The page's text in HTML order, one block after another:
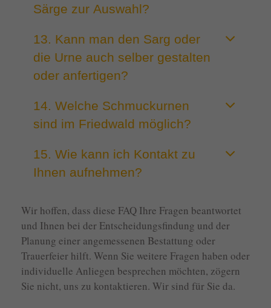
Särge zur Auswahl?
13. Kann man den Sarg oder
die Urne auch selber gestalten
oder anfertigen?
14. Welche Schmuckurnen
sind im Friedwald möglich?
15. Wie kann ich Kontakt zu
Ihnen aufnehmen?
Wir hoffen, dass diese FAQ Ihre Fragen beantwortet
und Ihnen bei der Entscheidungsfindung und der
Planung einer angemessenen Bestattung oder
Trauerfeier hilft. Wenn Sie weitere Fragen haben oder
individuelle Anliegen besprechen möchten, zögern
Sie nicht, uns zu kontaktieren. Wir sind für Sie da.